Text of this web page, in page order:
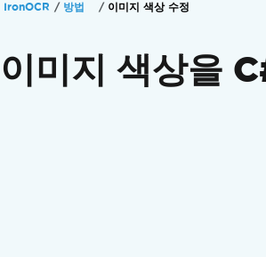
차량 번호판 읽기
MICR 수표 읽기
사진 읽기
IronOCR 방법 이미지 색상 수정
이미지 색상을